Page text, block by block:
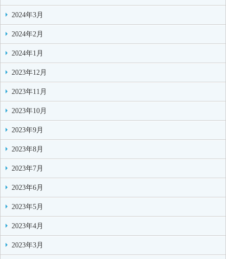
2024年3月
2024年2月
2024年1月
2023年12月
2023年11月
2023年10月
2023年9月
2023年8月
2023年7月
2023年6月
2023年5月
2023年4月
2023年3月